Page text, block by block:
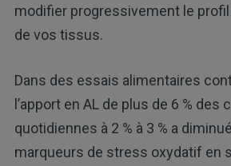
modifier progressivement le
de vos tissus.
Dans des essais alimentaires
l’apport en AL de plus de 6 % des
quotidiennes à 2 % à 3 % a
marqueurs de stress oxydatif en